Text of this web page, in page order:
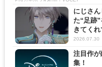
にじさ
た“足跡
きてく
2026.07.30
注目作
集！